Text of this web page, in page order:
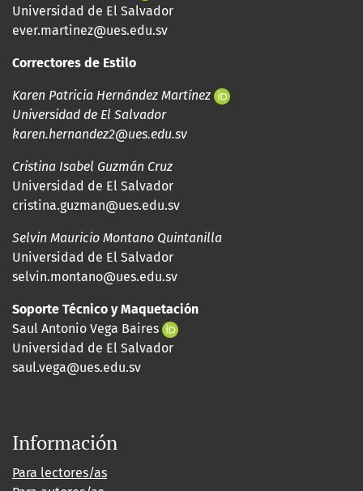
Universidad de El Salvador
ever.martinez@ues.edu.sv
Correctores de Estilo
Karen Patricia Hernández Martínez
Universidad de El Salvador
karen.hernandez2@ues.edu.sv
Cristina Isabel Guzmán Cruz
Universidad de El Salvador
cristina.guzman@ues.edu.sv
Selvin Mauricio Montano Quintanilla
Universidad de El Salvador
selvin.montano@ues.edu.sv
Soporte Técnico y Maquetación
Saul Antonio Vega Baires
Universidad de El Salvador
saul.vega@ues.edu.sv
Información
Para lectores/as